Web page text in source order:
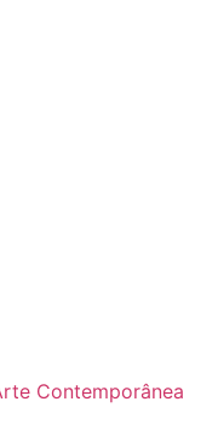
Contemporânea